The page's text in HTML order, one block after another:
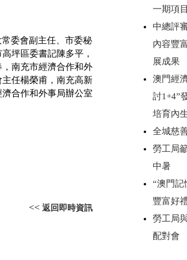
委會副主任、市委秘
坪區委書記陳多平，
南充市經濟合作和外
任楊榮甫，南充高新
合作和外事局辦公室
<< 返回即時資訊
一期項
中總評
內容豐
展成果
澳門經
討1+4”
培育內
全城慈
勞工局
中暑
“澳門記
豐富好
勞工局
配對會